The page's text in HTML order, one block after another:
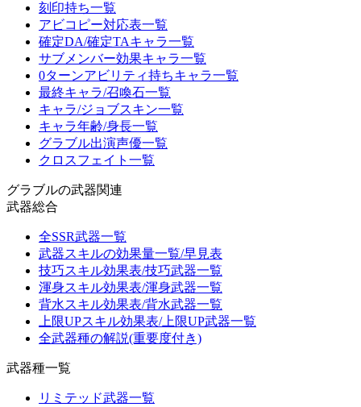
刻印持ち一覧
アビコピー対応表一覧
確定DA/確定TAキャラ一覧
サブメンバー効果キャラ一覧
0ターンアビリティ持ちキャラ一覧
最終キャラ/召喚石一覧
キャラ/ジョブスキン一覧
キャラ年齢/身長一覧
グラブル出演声優一覧
クロスフェイト一覧
グラブルの武器関連
武器総合
全SSR武器一覧
武器スキルの効果量一覧/早見表
技巧スキル効果表/技巧武器一覧
渾身スキル効果表/渾身武器一覧
背水スキル効果表/背水武器一覧
上限UPスキル効果表/上限UP武器一覧
全武器種の解説(重要度付き)
武器種一覧
リミテッド武器一覧